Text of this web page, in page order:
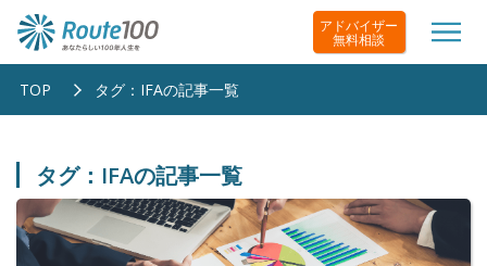
アドバイザー
無料相談
TOP タグ：IFAの記事一覧
タグ：IFAの記事一覧